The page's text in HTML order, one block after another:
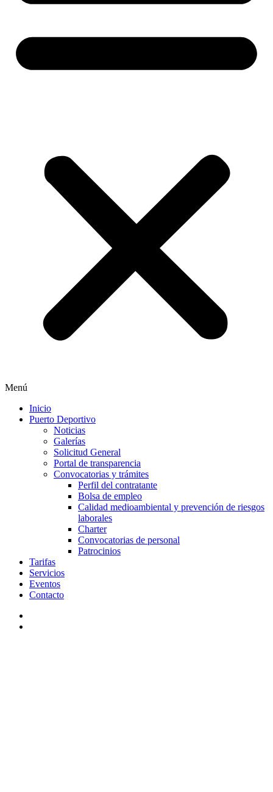
Menú
Inicio
Puerto Deportivo
Noticias
Galerías
Solicitud General
Portal de transparencia
Convocatorias y trámites
Perfil del contratante
Bolsa de empleo
Calidad medioambiental y prevención de riesgos
laborales
Charter
Convocatorias de personal
Patrocinios
Tarifas
Servicios
Eventos
Contacto